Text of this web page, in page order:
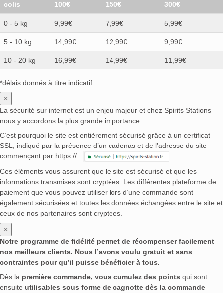
colis
100€
150€
300€
0 - 5 kg 9,99€ 7,99€ 5,99€
5 - 10 kg 14,99€ 12,99€ 9,99€
10 - 20 kg 16,99€ 14,99€ 11,99€
*délais donnés à titre indicatif
×
La sécurité sur internet est un enjeu majeur et chez Spirits Stations
nous y accordons la plus grande importance.
C’est pourquoi le site est entièrement sécurisé grâce à un certificat
SSL, indiqué par la présence d’un cadenas et de l’adresse du site
commençant par https:// :
Ces éléments vous assurent que le site est sécurisé et que les
informations transmises sont cryptées. Les différentes plateforme de
paiement que vous pouvez utiliser lors d’une commande sont
également sécurisées et toutes les données échangées entre le site et
ceux de nos partenaires sont cryptées.
×
Notre programme de fidélité permet de récompenser facilement
nos meilleurs clients. Nous l’avons voulu gratuit et sans
contraintes pour qu’il puisse bénéficier à tous.
Dès la première commande, vous cumulez des points qui sont
ensuite utilisables sous forme de cagnotte dès la commande